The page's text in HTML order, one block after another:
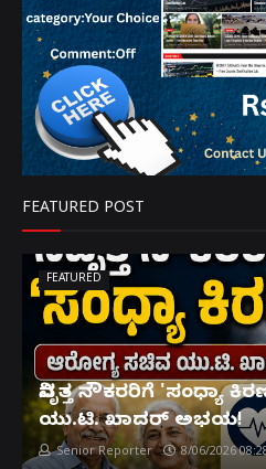
FEATURED POST
FEATURED
ನಿವೃತ್ತ ನೌಕರರಿಗೆ 'ಸಂಧ್ಯಾ
ಯು.ಟಿ. ಖಾದರ್ ಅಭಯ!
Senior Reporter 8/06/2026